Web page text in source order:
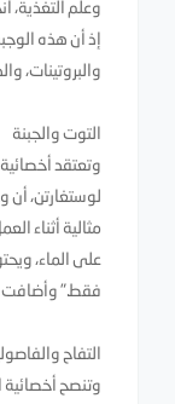
وعلم التغذية،
إذ أن هذه
والبروتينات،
التوت والجبنة
وتعتقد
لوستغارتن،
مثالية أثناء
فقط." وأضافت
التفاح
وتنصح أخصائية